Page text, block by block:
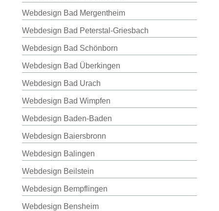
Webdesign Bad Mergentheim
Webdesign Bad Peterstal-Griesbach
Webdesign Bad Schönborn
Webdesign Bad Überkingen
Webdesign Bad Urach
Webdesign Bad Wimpfen
Webdesign Baden-Baden
Webdesign Baiersbronn
Webdesign Balingen
Webdesign Beilstein
Webdesign Bempflingen
Webdesign Bensheim